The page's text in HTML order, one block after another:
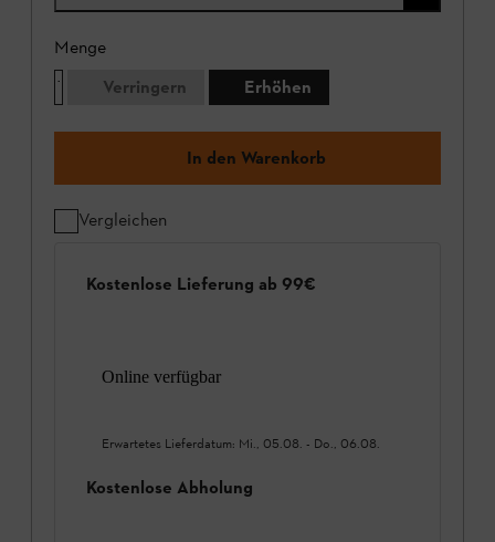
Menge
Verringern
Erhöhen
In den Warenkorb
Vergleichen
Kostenlose Lieferung ab 99€
Online verfügbar
Erwartetes Lieferdatum: Mi., 05.08. - Do., 06.08.
Kostenlose Abholung